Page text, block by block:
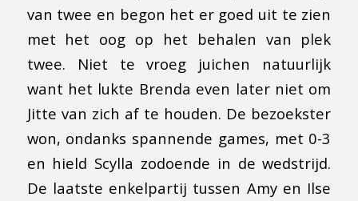
van twee en begon het er goed uit te zien
met het oog op het behalen van plek
twee. Niet te vroeg juichen natuurlijk
want het lukte Brenda even later niet om
Jitte van zich af te houden. De bezoekster
won, ondanks spannende games, met 0-3
en hield Scylla zodoende in de wedstrijd.
De laatste enkelpartij tussen Amy en Ilse